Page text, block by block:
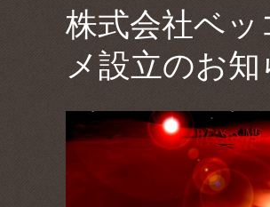
株式会社ベッ
メ設立のお知